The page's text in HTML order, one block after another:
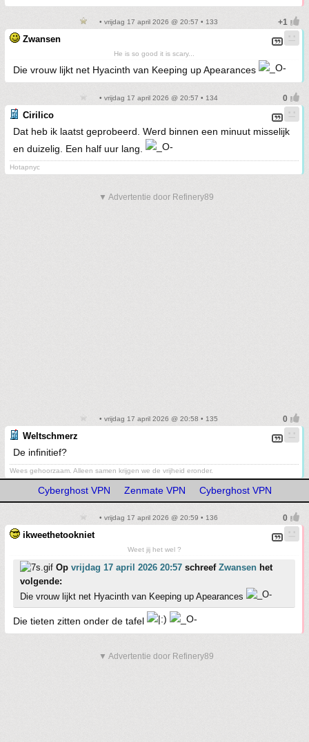
• vrijdag 17 april 2026 @ 20:57 • 133
Zwansen
He is so good it is scary...
Die vrouw lijkt net Hyacinth van Keeping up Apearances
• vrijdag 17 april 2026 @ 20:57 • 134
Cirilico
Dat heb ik laatst geprobeerd. Werd binnen een minuut misselijk
en duizelig. Een half uur lang.
Hotapnyc
▼ Advertentie door Refinery89
• vrijdag 17 april 2026 @ 20:58 • 135
Weltschmerz
De infinitief?
Wees gehoorzaam. Alleen samen krijgen we de vrijheid eronder.
Cyberghost VPN Zenmate VPN Cyberghost VPN
• vrijdag 17 april 2026 @ 20:59 • 136
ikweethetookniet
Weet jij het wel ?
Op vrijdag 17 april 2026 20:57 schreef Zwansen het
volgende:
Die vrouw lijkt net Hyacinth van Keeping up Apearances
Die tieten zitten onder de tafel
▼ Advertentie door Refinery89